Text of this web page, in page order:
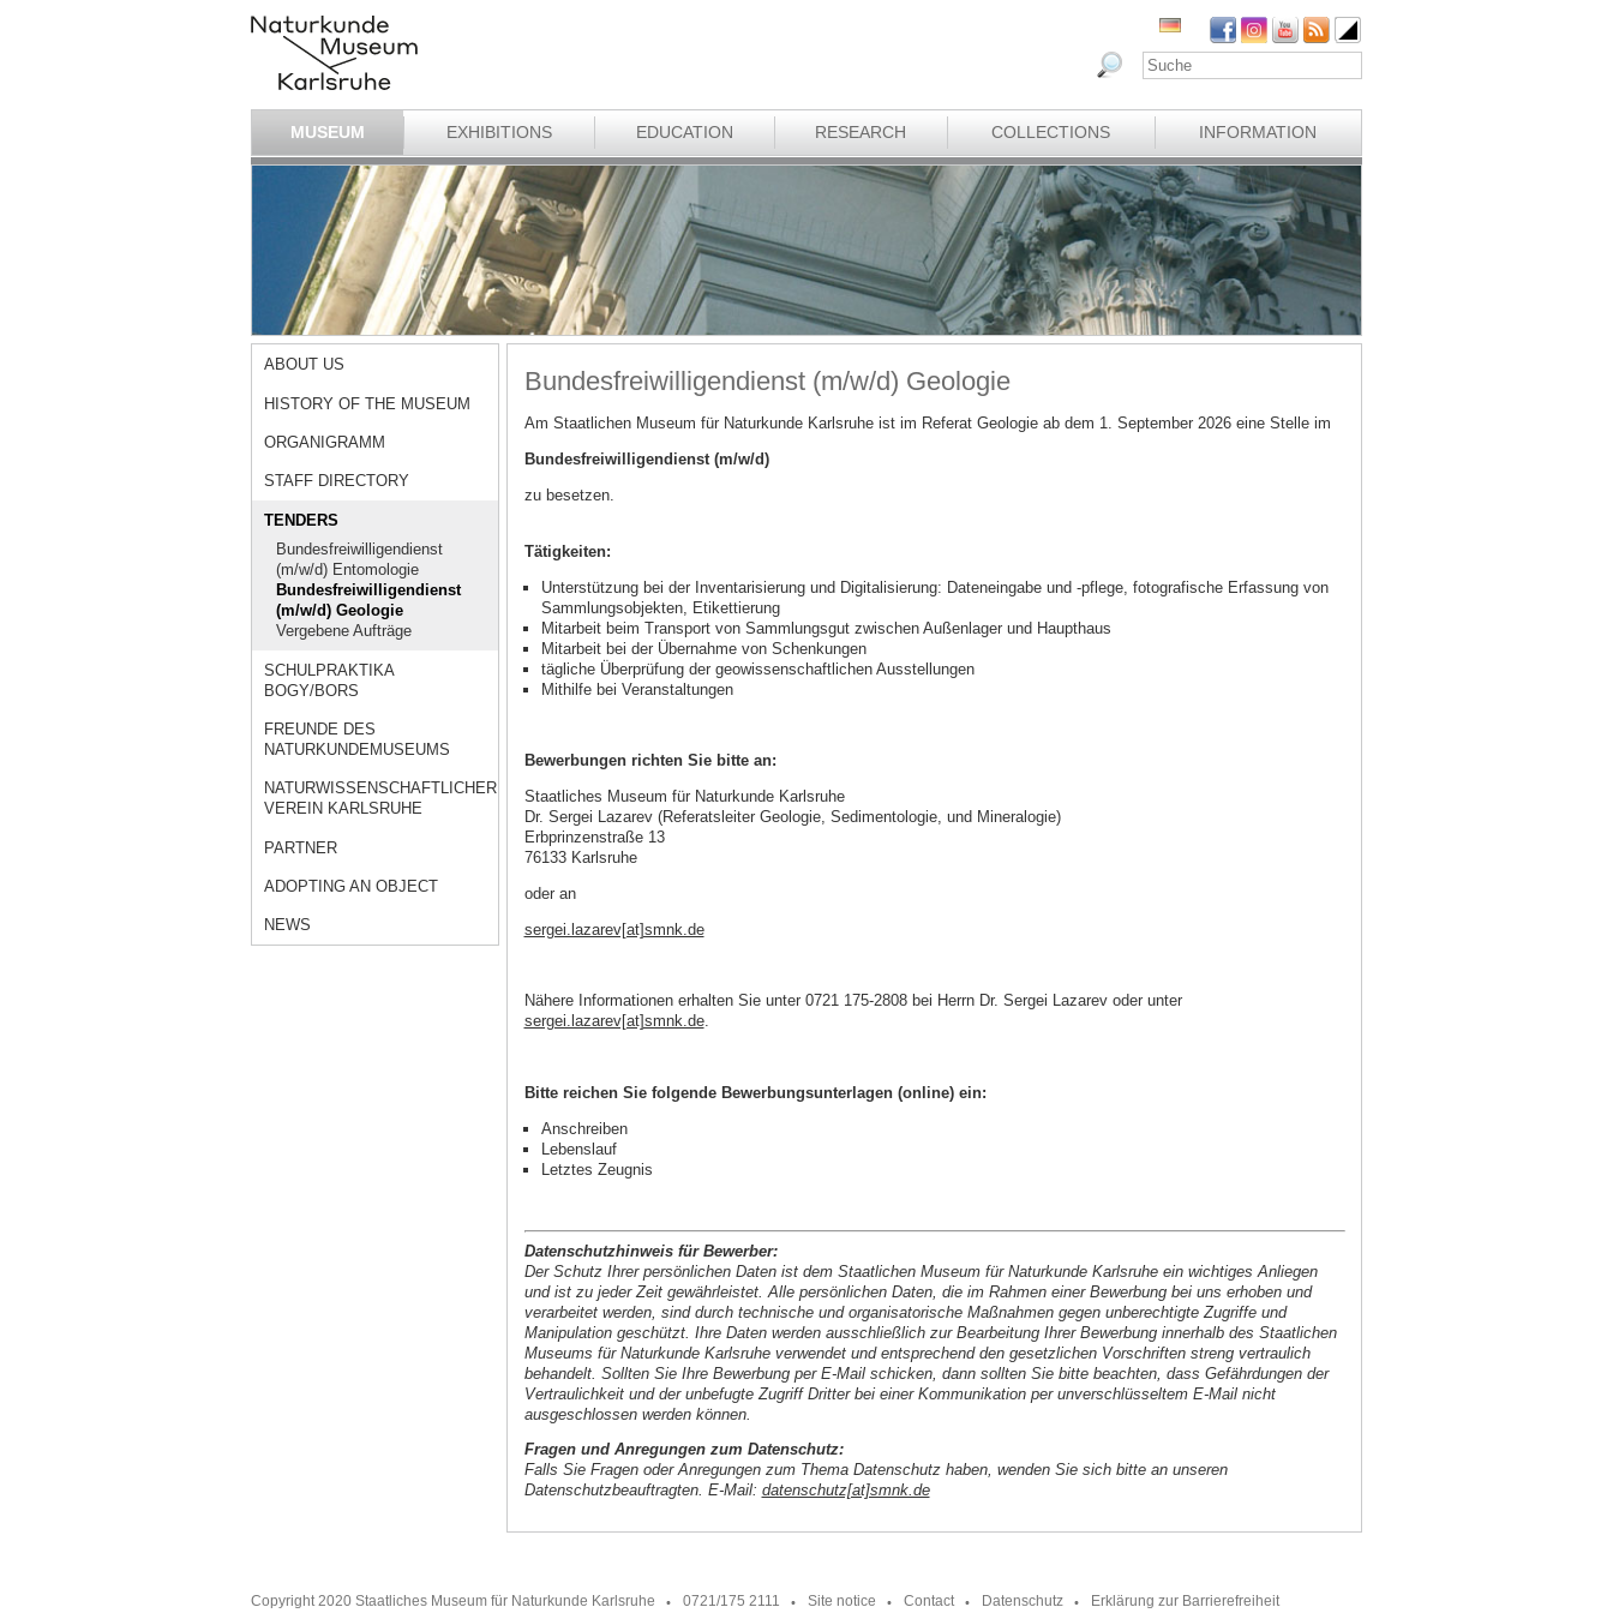
MUSEUM EXHIBITIONS EDUCATION RESEARCH COLLECTIONS INFORMATION
ABOUT US
HISTORY OF THE MUSEUM
ORGANIGRAMM
STAFF DIRECTORY
TENDERS
Bundesfreiwilligendienst
(m/w/d) Entomologie
Bundesfreiwilligendienst
(m/w/d) Geologie
Vergebene Aufträge
SCHULPRAKTIKA
BOGY/BORS
FREUNDE DES
NATURKUNDEMUSEUMS
NATURWISSENSCHAFTLICHER
VEREIN KARLSRUHE
PARTNER
ADOPTING AN OBJECT
NEWS
Bundesfreiwilligendienst (m/w/d) Geologie
Am Staatlichen Museum für Naturkunde Karlsruhe ist im Referat Geologie ab dem 1. September 2026 eine Stelle im
Bundesfreiwilligendienst (m/w/d)
zu besetzen.
Tätigkeiten:
Unterstützung bei der Inventarisierung und Digitalisierung: Dateneingabe und -pflege, fotografische Erfassung von
Sammlungsobjekten, Etikettierung
Mitarbeit beim Transport von Sammlungsgut zwischen Außenlager und Haupthaus
Mitarbeit bei der Übernahme von Schenkungen
tägliche Überprüfung der geowissenschaftlichen Ausstellungen
Mithilfe bei Veranstaltungen
Bewerbungen richten Sie bitte an:
Staatliches Museum für Naturkunde Karlsruhe
Dr. Sergei Lazarev (Referatsleiter Geologie, Sedimentologie, und Mineralogie)
Erbprinzenstraße 13
76133 Karlsruhe
oder an
sergei.lazarev[at]smnk.de
Nähere Informationen erhalten Sie unter 0721 175-2808 bei Herrn Dr. Sergei Lazarev oder unter
sergei.lazarev[at]smnk.de.
Bitte reichen Sie folgende Bewerbungsunterlagen (online) ein:
Anschreiben
Lebenslauf
Letztes Zeugnis
Datenschutzhinweis für Bewerber:
Der Schutz Ihrer persönlichen Daten ist dem Staatlichen Museum für Naturkunde Karlsruhe ein wichtiges Anliegen
und ist zu jeder Zeit gewährleistet. Alle persönlichen Daten, die im Rahmen einer Bewerbung bei uns erhoben und
verarbeitet werden, sind durch technische und organisatorische Maßnahmen gegen unberechtigte Zugriffe und
Manipulation geschützt. Ihre Daten werden ausschließlich zur Bearbeitung Ihrer Bewerbung innerhalb des Staatlichen
Museums für Naturkunde Karlsruhe verwendet und entsprechend den gesetzlichen Vorschriften streng vertraulich
behandelt. Sollten Sie Ihre Bewerbung per E-Mail schicken, dann sollten Sie bitte beachten, dass Gefährdungen der
Vertraulichkeit und der unbefugte Zugriff Dritter bei einer Kommunikation per unverschlüsseltem E-Mail nicht
ausgeschlossen werden können.
Fragen und Anregungen zum Datenschutz:
Falls Sie Fragen oder Anregungen zum Thema Datenschutz haben, wenden Sie sich bitte an unseren
Datenschutzbeauftragten. E-Mail: datenschutz[at]smnk.de
Copyright 2020 Staatliches Museum für Naturkunde Karlsruhe 0721/175 2111 Site notice Contact Datenschutz Erklärung zur Barrierefreiheit